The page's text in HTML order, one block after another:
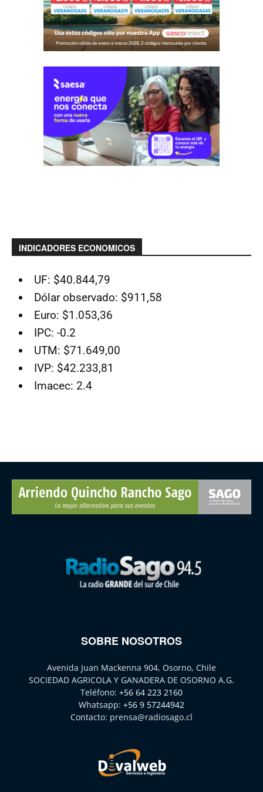
INDICADORES ECONOMICOS
UF: $40.844,79
Dólar observado: $911,58
Euro: $1.053,36
IPC: -0.2
UTM: $71.649,00
IVP: $42.233,81
Imacec: 2.4
SOBRE NOSOTROS
Avenida Juan Mackenna 904, Osorno, Chile
SOCIEDAD AGRICOLA Y GANADERA DE OSORNO A.G.
Teléfono: +56 64 223 2160
Whatsapp: +56 9 57244942
Contacto: prensa@radiosago.cl